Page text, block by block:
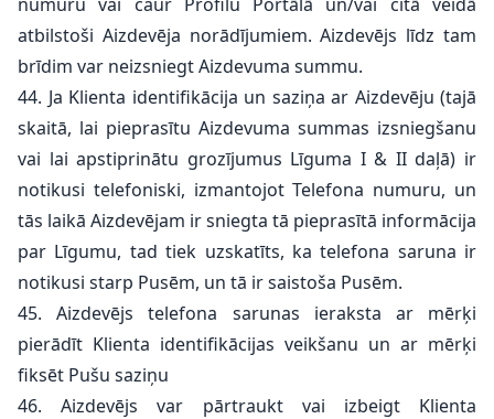
atbilstoši Aizdevēja norādījumiem. Aizdevējs līdz tam
brīdim var neizsniegt Aizdevuma summu.
44. Ja Klienta identifikācija un saziņa ar Aizdevēju (tajā
skaitā, lai pieprasītu Aizdevuma summas izsniegšanu
vai lai apstiprinātu grozījumus Līguma I & II daļā) ir
notikusi telefoniski, izmantojot Telefona numuru, un
tās laikā Aizdevējam ir sniegta tā pieprasītā informācija
par Līgumu, tad tiek uzskatīts, ka telefona saruna ir
notikusi starp Pusēm, un tā ir saistoša Pusēm.
45. Aizdevējs telefona sarunas ieraksta ar mērķi
pierādīt Klienta identifikācijas veikšanu un ar mērķi
fiksēt Pušu saziņu
46. Aizdevējs var pārtraukt vai izbeigt Klienta